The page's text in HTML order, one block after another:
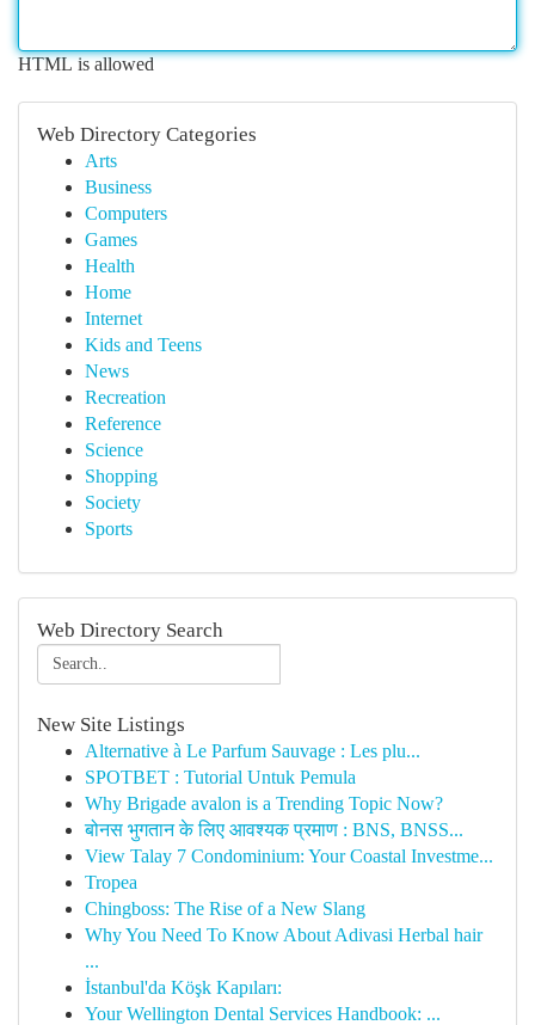
HTML is allowed
Web Directory Categories
Arts
Business
Computers
Games
Health
Home
Internet
Kids and Teens
News
Recreation
Reference
Science
Shopping
Society
Sports
Web Directory Search
New Site Listings
Alternative à Le Parfum Sauvage : Les plu...
SPOTBET : Tutorial Untuk Pemula
Why Brigade avalon is a Trending Topic Now?
बोनस भुगतान के लिए आवश्यक प्रमाण : BNS, BNSS...
View Talay 7 Condominium: Your Coastal Investme...
Tropea
Chingboss: The Rise of a New Slang
Why You Need To Know About Adivasi Herbal hair
...
İstanbul'da Köşk Kapıları:
Your Wellington Dental Services Handbook: ...